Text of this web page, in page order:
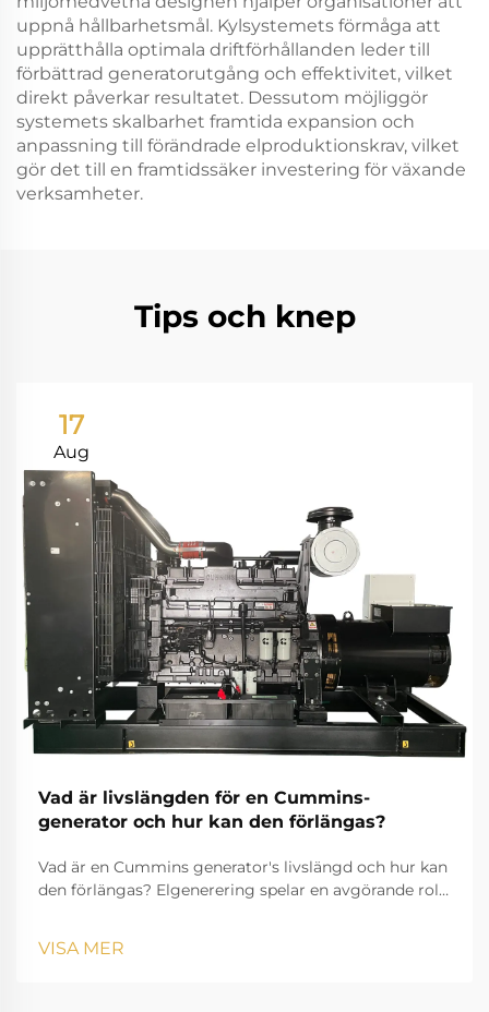
uppnå hållbarhetsmål. Kylsystemets förmåga att
upprätthålla optimala driftförhållanden leder till
förbättrad generatorutgång och effektivitet, vilket
direkt påverkar resultatet. Dessutom möjliggör
systemets skalbarhet framtida expansion och
anpassning till förändrade elproduktionskrav, vilket
gör det till en framtidssäker investering för växande
verksamheter.
Tips och knep
17
Aug
Vad är livslängden för en Cummins-
generator och hur kan den förlängas?
Vad är en Cummins generator's livslängd och hur kan
den förlängas? Elgenerering spelar en avgörande roll
utan avbrott. Bland de man...
VISA MER